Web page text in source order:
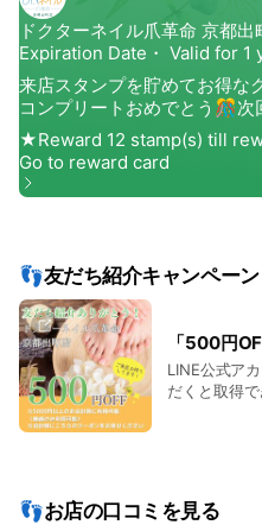
👣友だち紹介キャンペーン
「500円
LINE公式ア
だくと取得
👣お店の口コミを見る